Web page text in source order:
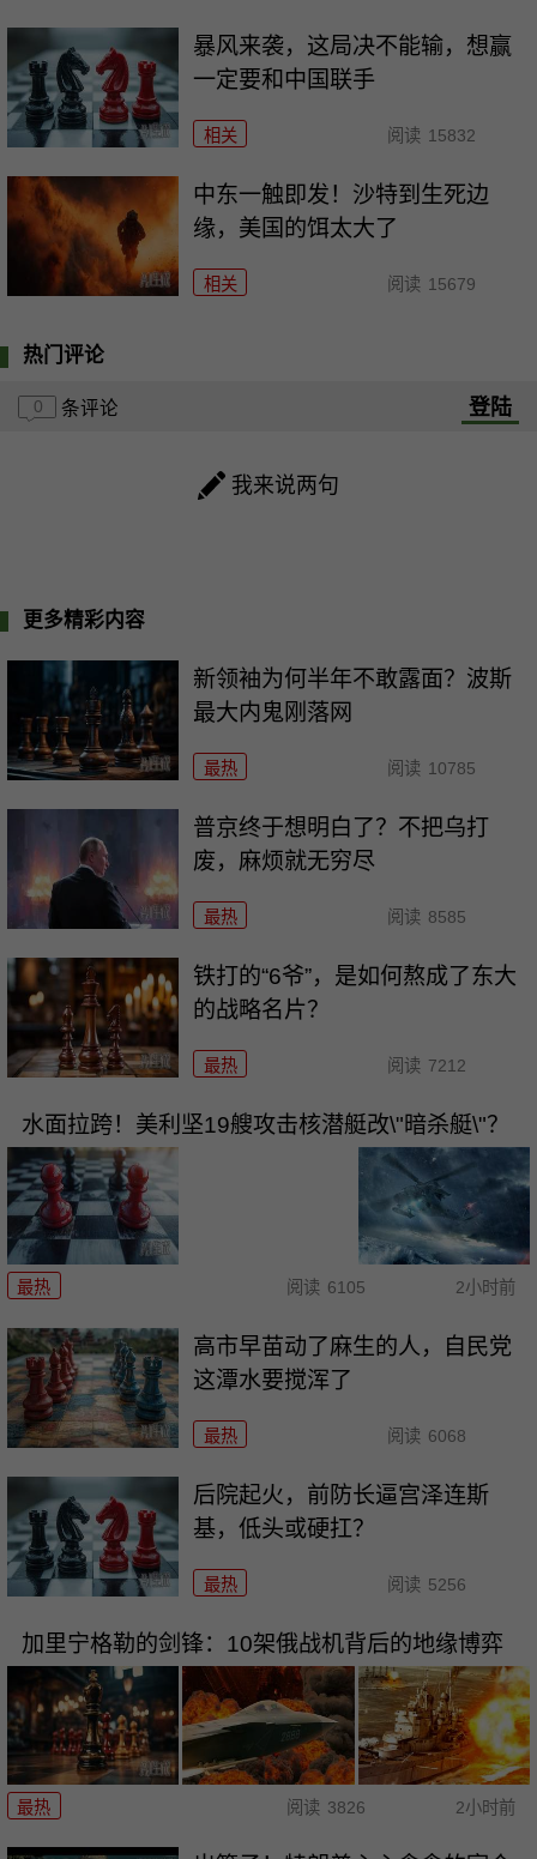
暴风来袭，这局决不能输，想赢
一定要和中国联手
相关 阅读 15832
中东一触即发！沙特到生死边
缘，美国的饵太大了
相关 阅读 15679
热门评论
0 条评论 登陆
我来说两句
更多精彩内容
新领袖为何半年不敢露面？波斯
最大内鬼刚落网
最热 阅读 10785
普京终于想明白了？不把乌打
废，麻烦就无穷尽
最热 阅读 8585
铁打的“6爷”，是如何熬成了东大
的战略名片？
最热 阅读 7212
水面拉跨！美利坚19艘攻击核潜艇改\"暗杀艇\"？
最热 阅读 6105 2小时前
高市早苗动了麻生的人，自民党
这潭水要搅浑了
最热 阅读 6068
后院起火，前防长逼宫泽连斯
基，低头或硬扛？
最热 阅读 5256
加里宁格勒的剑锋：10架俄战机背后的地缘博弈
最热 阅读 3826 2小时前